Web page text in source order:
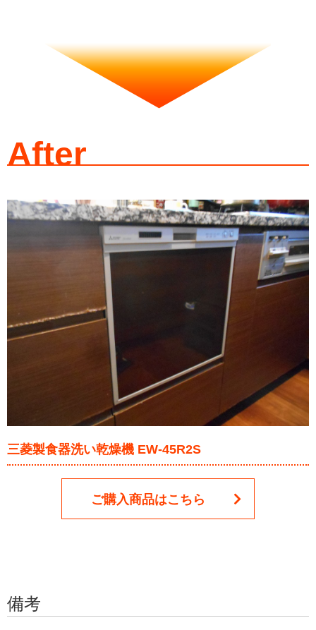
After
三菱製食器洗い乾燥機 EW-45R2S
ご購入商品はこちら
備考